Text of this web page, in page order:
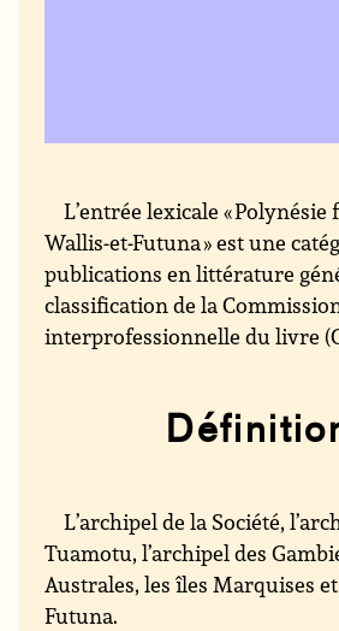
L’entrée lexicale « Polynésie
Wallis-et-Futuna » est une
publications en littérature
classification de la
interprofessionnelle du livre
L’archipel de la Société,
Tuamotu, l’archipel des
Australes, les îles Marquises
Futuna.